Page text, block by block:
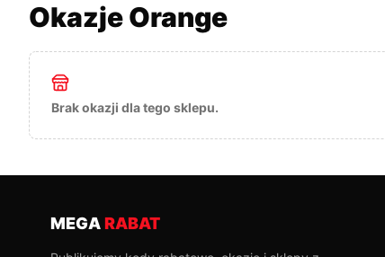
OkazjeOrange
Brak okazji dla tego sklepu.
MEGARABAT